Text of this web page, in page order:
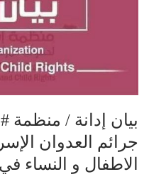
بيان إدانة / منظمة
جرائم العدوان
الاطفال و النساء